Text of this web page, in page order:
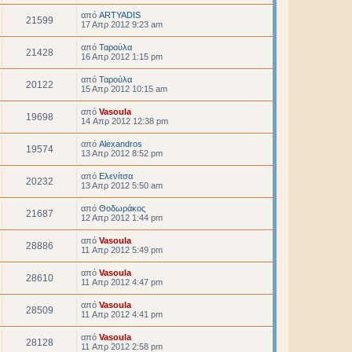
21599 από ARTYADIS
17 Απρ 2012 9:23 am
21428 από Ταρούλα
16 Απρ 2012 1:15 pm
20122 από Ταρούλα
15 Απρ 2012 10:15 am
19698 από Vasoula
14 Απρ 2012 12:38 pm
19574 από Alexandros
13 Απρ 2012 8:52 pm
20232 από Ελενίτσα
13 Απρ 2012 5:50 am
21687 από Θοδωράκος
12 Απρ 2012 1:44 pm
28886 από Vasoula
11 Απρ 2012 5:49 pm
28610 από Vasoula
11 Απρ 2012 4:47 pm
28509 από Vasoula
11 Απρ 2012 4:41 pm
28128 από Vasoula
11 Απρ 2012 2:58 pm